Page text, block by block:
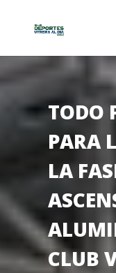
TODO
PARA
LA
CLUB